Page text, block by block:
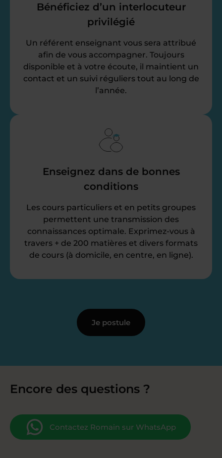
Bénéficiez d’un interlocuteur
privilégié
Un référent enseignant vous sera attribué
afin de vous accompagner. Toujours
disponible et à votre écoute, il maintient un
contact et un suivi réguliers tout au long de
l’année.
Enseignez dans de bonnes
conditions
Les cours particuliers et en petits groupes
permettent une transmission des
connaissances optimale. Exprimez-vous à
travers + de 200 matières et divers formats
de cours (à domicile, en centre, en ligne).
Je postule
Encore des questions ?
Contactez Romain sur WhatsApp